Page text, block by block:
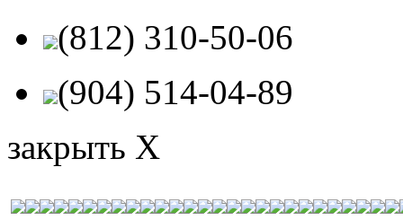
(812) 310-50-06
(904) 514-04-89
закрыть X